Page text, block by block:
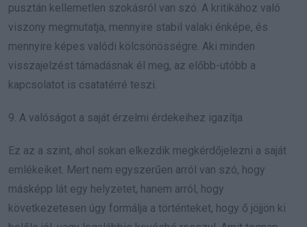
pusztán kellemetlen szokásról van szó. A kritikához való
viszony megmutatja, mennyire stabil valaki énképe, és
mennyire képes valódi kölcsönösségre. Aki minden
visszajelzést támadásnak él meg, az előbb-utóbb a
kapcsolatot is csatatérré teszi.
9. A valóságot a saját érzelmi érdekeihez igazítja
Ez az a szint, ahol sokan elkezdik megkérdőjelezni a saját
emlékeiket. Mert nem egyszerűen arról van szó, hogy
másképp lát egy helyzetet, hanem arról, hogy
következetesen úgy formálja a történteket, hogy ő jöjjön ki